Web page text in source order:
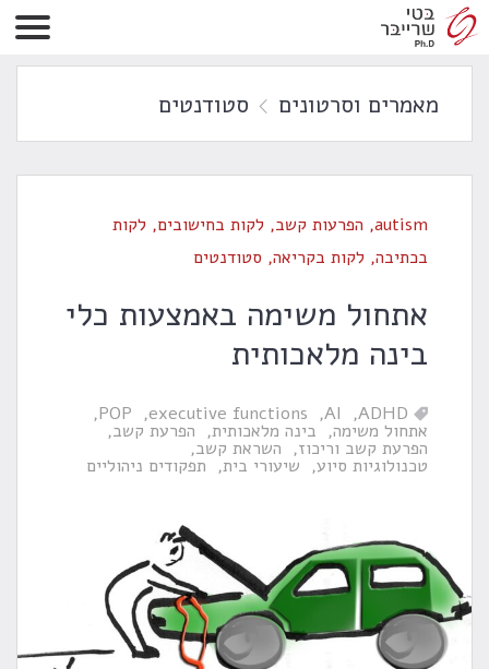
מאמרים וסרטונים סטודנטים
autism
, הפרעות קשב, לקות בחישובים, לקות
בכתיבה, לקות בקריאה, סטודנטים
אתחול משימה באמצעות כלי
בינה מלאכותית
ADHD
AI
executive functions
POP
אתחול משימה בינה מלאכותית הפרעת קשב
הפרעת קשב וריכוז השראת קשב
טכנולוגיות סיוע שיעורי בית תפקודים ניהוליים